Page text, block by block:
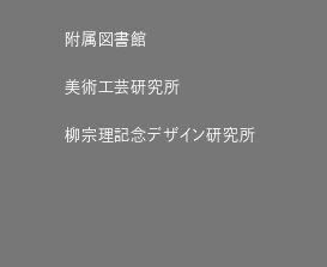
附属図書館
美術工芸研究所
柳宗理記念デザイン研究所